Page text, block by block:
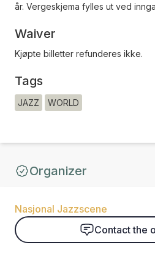
år. Vergeskjema fylles ut ved
Waiver
Kjøpte billetter refunderes ikke.
Tags
JAZZ WORLD
Organizer
Nasjonal Jazzscene